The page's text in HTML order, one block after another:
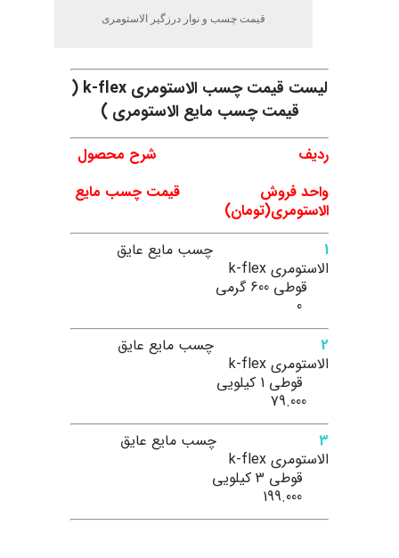
قیمت چسب و نوار درزگیر الاستومری
لیست قیمت چسب الاستومری k-flex (
قیمت چسب مایع الاستومری )
ردیف شرح محصول
واحد فروش قیمت چسب مایع
الاستومری(تومان)
1
چسب مایع عایق
قوطی 600 گرمی
2
چسب مایع عایق
قوطی 1 کیلویی
3
چسب مایع عایق
قوطی 3 کیلویی